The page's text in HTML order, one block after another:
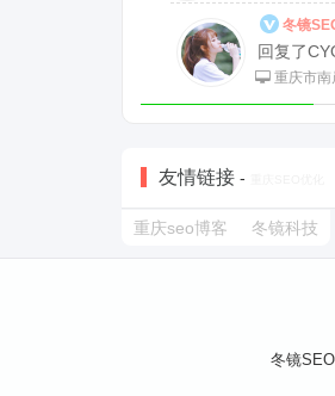
冬镜
回复了
重庆市南
友情链接 -
重庆seo博客 冬镜科技
冬镜